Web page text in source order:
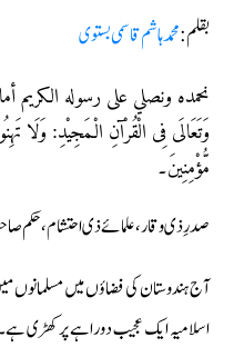
بقلم:محمد ہاشم قاسمى بستوى
نحمده ونصلي على رسوله الكريم
وَتَعَالَى فِى الْقُرْآنِ الْـمَجِيْدِ: وَلَا
مُّؤْمِنِينَ۔
صدرِ ذی وقار، علمائے ذی احتشام، حكم
آج ہندوستان کی فضاؤں میں
اسلامیہ ایک عجیب دوراہے پر کھڑی